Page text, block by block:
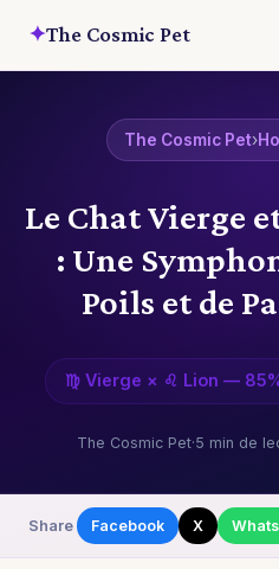
✦The Cosmic Pet
The Cosmic Pet›
Le Chat Vierge
: Une
Poils et de
♍ Vierge × ♌ Lion —
The Cosmic Pet·5 min de
Share Facebook X